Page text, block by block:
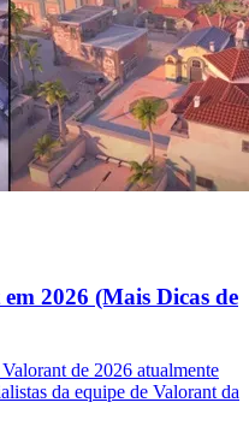
2026 (Mais Dicas de
de 2026 atualmente
da equipe de Valorant da